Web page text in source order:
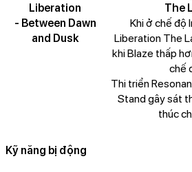
Liberation
- Between Dawn
and Dusk
The
Khi ở chế độ
Liberation The
khi Blaze thấp
chế
Thi triển
Stand gây sát
thúc
Kỹ năng bị động